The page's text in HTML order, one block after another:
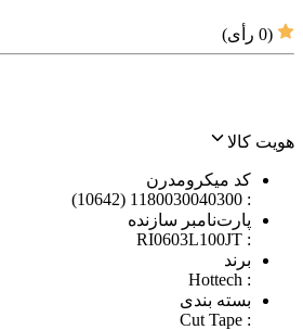
(
0 رأی)
هویت کالا
کد میکرومدرن
:
1180030040300 (10642)
پارت‌نامبر سازنده
:
RI0603L100JT
برند
:
Hottech
بسته بندی
:
Cut Tape